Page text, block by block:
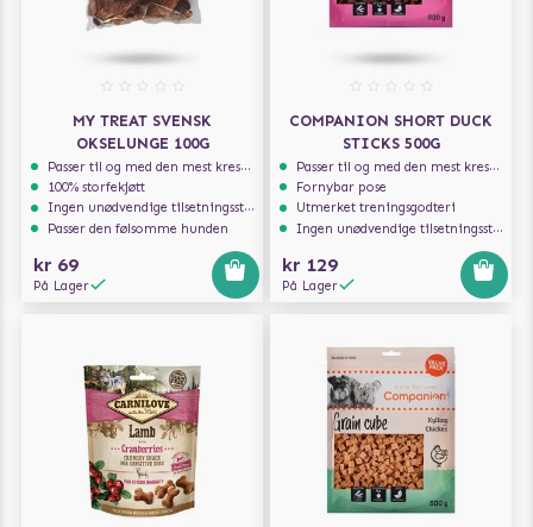
MY TREAT SVENSK
OKSELUNGE 100G
Passer til og med den mest kresne hunden
100% storfekjøtt
Ingen unødvendige tilsetningsstoffer
Passer den følsomme hunden
kr 69
På Lager
COMPANION SHORT DUCK
STICKS 500G
Passer til og med den mest kresne hunden
Fornybar pose
Utmerket treningsgodteri
Ingen unødvendige tilsetningsstoffer
kr 129
På Lager